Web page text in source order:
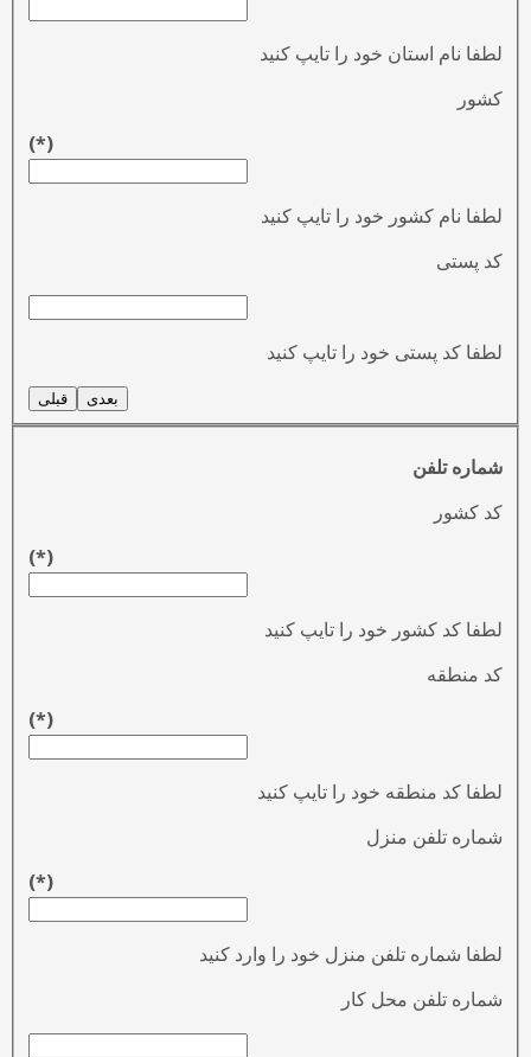
لطفا نام استان خود را تایپ کنید
کشور
(*)
لطفا نام کشور خود را تایپ کنید
کد پستی
لطفا کد پستی خود را تایپ کنید
قبلی بعدی
شماره تلفن
کد کشور
(*)
لطفا کد کشور خود را تایپ کنید
کد منطقه
(*)
لطفا کد منطقه خود را تایپ کنید
شماره تلفن منزل
(*)
لطفا شماره تلفن منزل خود را وارد کنید
شماره تلفن محل کار